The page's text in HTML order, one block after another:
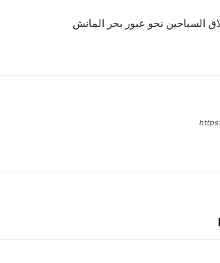
السباحين نحو عبور بحر المانش